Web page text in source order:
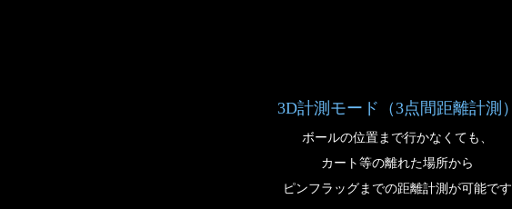
3D計測モード（3点間距離計測）
ボールの位置まで行かなくても、
カート等の離れた場所から
ピンフラッグまでの距離計測が可能です